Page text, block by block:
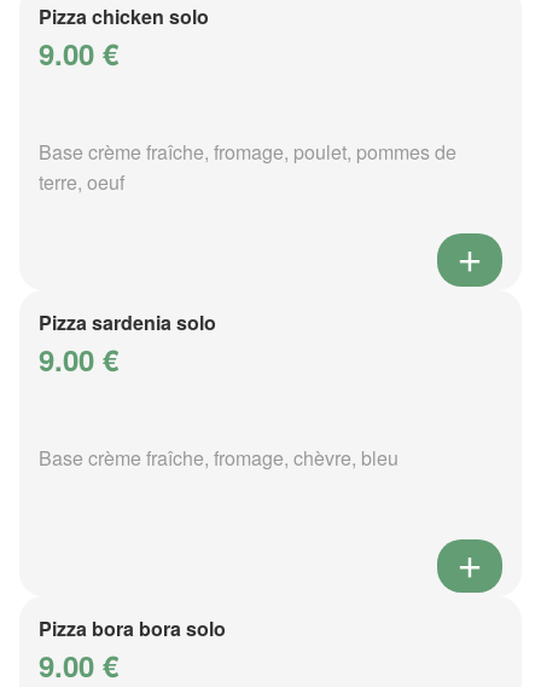
Pizza chicken solo
9.00 €
Base crème fraîche, fromage, poulet, pommes de
terre, oeuf
Pizza sardenia solo
9.00 €
Base crème fraîche, fromage, chèvre, bleu
Pizza bora bora solo
9.00 €